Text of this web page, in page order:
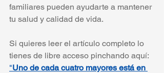
familiares pueden ayudarte a mantener
tu salud y calidad de vida.
Si quieres leer el artículo completo lo
tienes de libre acceso pinchando aquí:
"Uno de cada cuatro mayores está en